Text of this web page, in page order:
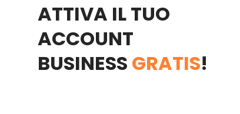
ATTIVA IL TUO
ACCOUNT
BUSINESS GRATIS!